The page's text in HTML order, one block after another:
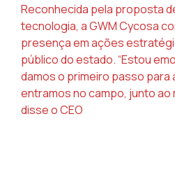
Reconhecida pela proposta
tecnologia, a GWM Cycosa
presença em ações
público do estado. “Estou
damos o primeiro passo para
entramos no campo, junto ao
disse o CEO